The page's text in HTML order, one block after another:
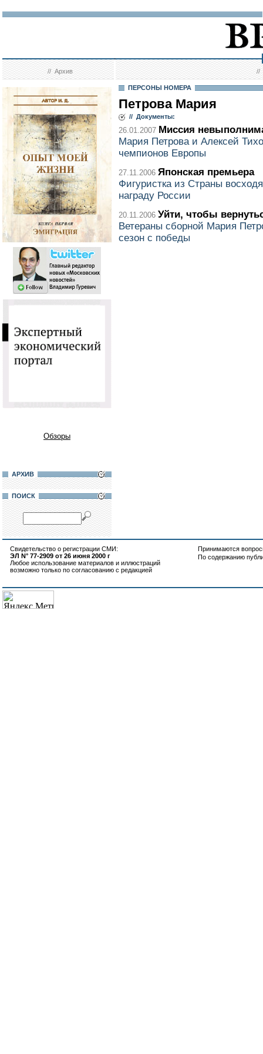
//Архив //
Обзоры
АРХИВ
ПОИСК
ПЕРСОНЫ НОМЕРА
Петрова Мария
// Документы:
26.01.2007 Миссия
Мария Петрова и Алексей
чемпионов Европы
27.11.2006 Японская премьера
Фигуристка из Страны
награду России
20.11.2006 Уйти, чтобы
Ветераны сборной Мария
сезон с победы
Свидетельство о регистрации СМИ:
ЭЛ N° 77-2909 от 26 июня 2000 г
Любое использование материалов и иллюстраций
возможно только по согласованию с редакцией
Принимаются
По содержанию